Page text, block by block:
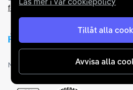
Tillåt alla
Avvisa alla
försäkringar och garantier.
Medlemskap och utmärkelser